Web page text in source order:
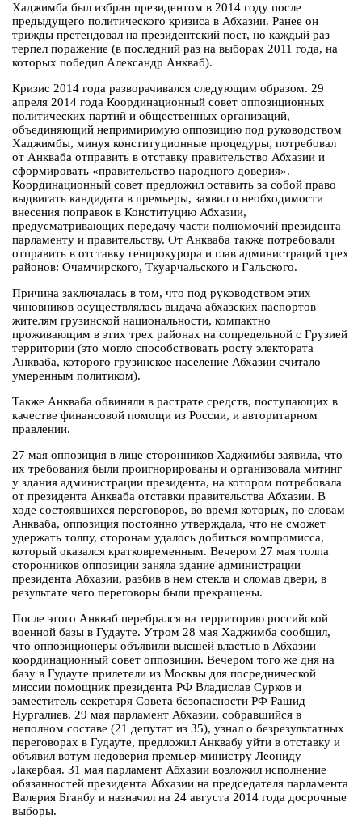
Хаджимба был избран президентом в 2014 году после
предыдущего политического кризиса в Абхазии. Ранее он
трижды претендовал на президентский пост, но каждый раз
терпел поражение (в последний раз на выборах 2011 года, на
которых победил Александр Анкваб).
Кризис 2014 года разворачивался следующим образом. 29
апреля 2014 года Координационный совет оппозиционных
политических партий и общественных организаций,
объединяющий непримиримую оппозицию под руководством
Хаджимбы, минуя конституционные процедуры, потребовал
от Анкваба отправить в отставку правительство Абхазии и
сформировать «правительство народного доверия».
Координационный совет предложил оставить за собой право
выдвигать кандидата в премьеры, заявил о необходимости
внесения поправок в Конституцию Абхазии,
предусматривающих передачу части полномочий президента
парламенту и правительству. От Анкваба также потребовали
отправить в отставку генпрокурора и глав администраций трех
районов: Очамчирского, Ткуарчальского и Гальского.
Причина заключалась в том, что под руководством этих
чиновников осуществлялась выдача абхазских паспортов
жителям грузинской национальности, компактно
проживающим в этих трех районах на сопредельной с Грузией
территории (это могло способствовать росту электората
Анкваба, которого грузинское население Абхазии считало
умеренным политиком).
Также Анкваба обвиняли в растрате средств, поступающих в
качестве финансовой помощи из России, и авторитарном
правлении.
27 мая оппозиция в лице сторонников Хаджимбы заявила, что
их требования были проигнорированы и организовала митинг
у здания администрации президента, на котором потребовала
от президента Анкваба отставки правительства Абхазии. В
ходе состоявшихся переговоров, во время которых, по словам
Анкваба, оппозиция постоянно утверждала, что не сможет
удержать толпу, сторонам удалось добиться компромисса,
который оказался кратковременным. Вечером 27 мая толпа
сторонников оппозиции заняла здание администрации
президента Абхазии, разбив в нем стекла и сломав двери, в
результате чего переговоры были прекращены.
После этого Анкваб перебрался на территорию российской
военной базы в Гудауте. Утром 28 мая Хаджимба сообщил,
что оппозиционеры объявили высшей властью в Абхазии
координационный совет оппозиции. Вечером того же дня на
базу в Гудауте прилетели из Москвы для посреднической
миссии помощник президента РФ Владислав Сурков и
заместитель секретаря Совета безопасности РФ Рашид
Нургалиев. 29 мая парламент Абхазии, собравшийся в
неполном составе (21 депутат из 35), узнал о безрезультатных
переговорах в Гудауте, предложил Анквабу уйти в отставку и
объявил вотум недоверия премьер-министру Леониду
Лакербая. 31 мая парламент Абхазии возложил исполнение
обязанностей президента Абхазии на председателя парламента
Валерия Бганбу и назначил на 24 августа 2014 года досрочные
выборы.